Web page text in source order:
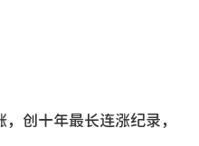
创十年最长连涨纪录，